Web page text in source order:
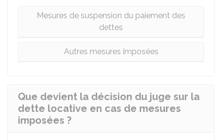
Mesures de suspension du paiement des
dettes
Autres mesures imposées
Que devient la décision du juge sur la
dette locative en cas de mesures
imposées ?